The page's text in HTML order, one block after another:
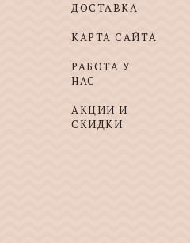
ДОСТАВКА
КАРТА САЙТА
РАБОТА У
НАС
АКЦИИ И
СКИДКИ